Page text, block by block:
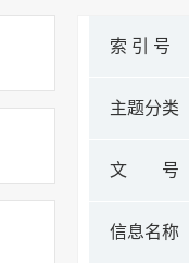
索 引 号
主题分类
文 号
信息名称